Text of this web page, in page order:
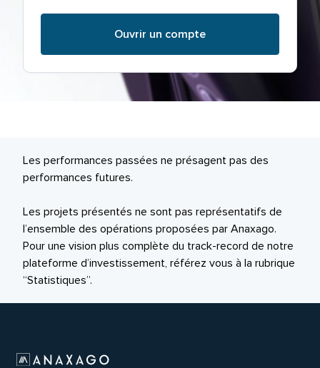
Ouvrir un compte
Les performances passées ne présagent pas des
performances futures.
Les projets présentés ne sont pas représentatifs de
l’ensemble des opérations proposées par Anaxago.
Pour une vision plus complète du track-record de notre
plateforme d’investissement, référez vous à la rubrique
“Statistiques”.